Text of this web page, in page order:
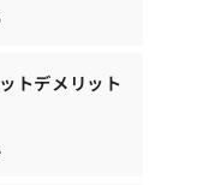
トデメリット